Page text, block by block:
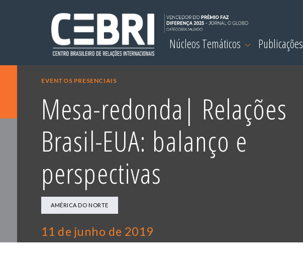
Núcleos Temáticos Publicações
EVENTOS PRESENCIAIS
Mesa-redonda| Relações
Brasil-EUA: balanço e
perspectivas
AMÉRICA DO NORTE
11 de junho de 2019